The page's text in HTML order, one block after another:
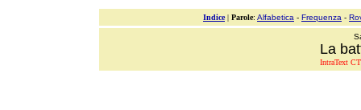
Indice| Parole: Alfabetica - Frequenza -
La
IntraText